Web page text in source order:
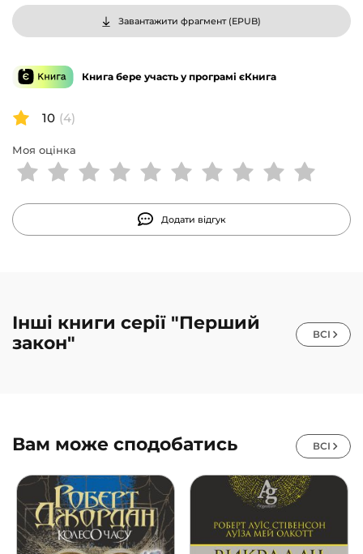
насадити владу свого імператора. Є поміж них і
пожирачі, лихі прислужники пророка Калула, які
полюють на Першого з-поміж магів. Здолати таких
Завантажити фрагмент (EPUB)
Книга бере участь у програмі єКнига
10 (4)
Моя оцінка
Додати відгук
Інші книги серії "Перший
закон"
ВСІ
Вам може сподобатись ВСІ